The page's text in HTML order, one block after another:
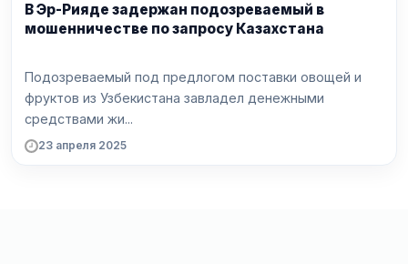
В Эр-Рияде задержан подозреваемый в
мошенничестве по запросу Казахстана
Подозреваемый под предлогом поставки овощей и
фруктов из Узбекистана завладел денежными
средствами жи...
23 апреля 2025